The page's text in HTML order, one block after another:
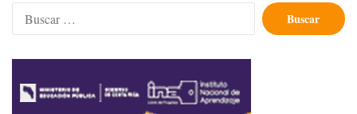
Buscar: